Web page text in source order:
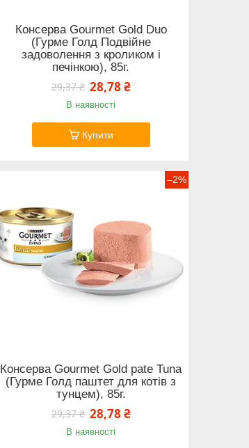
Консерва Gourmet Gold Duo
(Гурме Голд Подвійне
задоволення з кроликом і
печінкою), 85г.
29,37 ₴ 28,78 ₴
В наявності
Купити
–2%
Консерва Gourmet Gold pate Tuna
(Гурме Голд паштет для котів з
тунцем), 85г.
29,37 ₴ 28,78 ₴
В наявності